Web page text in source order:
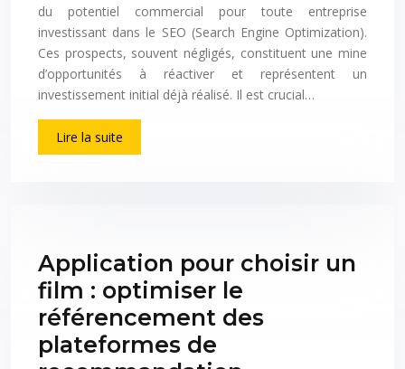
du potentiel commercial pour toute entreprise
investissant dans le SEO (Search Engine Optimization).
Ces prospects, souvent négligés, constituent une mine
d’opportunités à réactiver et représentent un
investissement initial déjà réalisé. Il est crucial…
Lire la suite
Application pour choisir un
film : optimiser le
référencement des
plateformes de